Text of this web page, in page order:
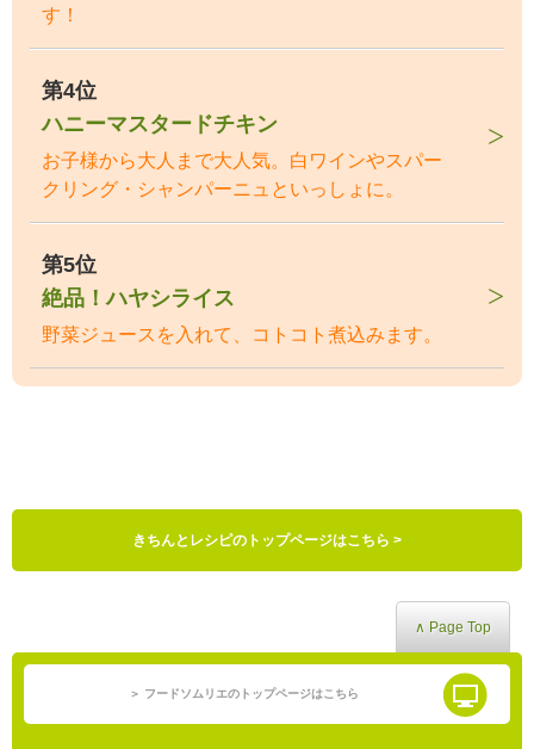
す！
第4位
ハニーマスタードチキン
お子様から大人まで大人気。白ワインやスパー
クリング・シャンパーニュといっしょに。
第5位
絶品！ハヤシライス
野菜ジュースを入れて、コトコト煮込みます。
きちんとレシピのトップページはこちら >
∧ Page Top
＞ フードソムリエのトップページはこちら